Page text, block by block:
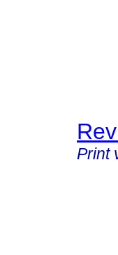
Print